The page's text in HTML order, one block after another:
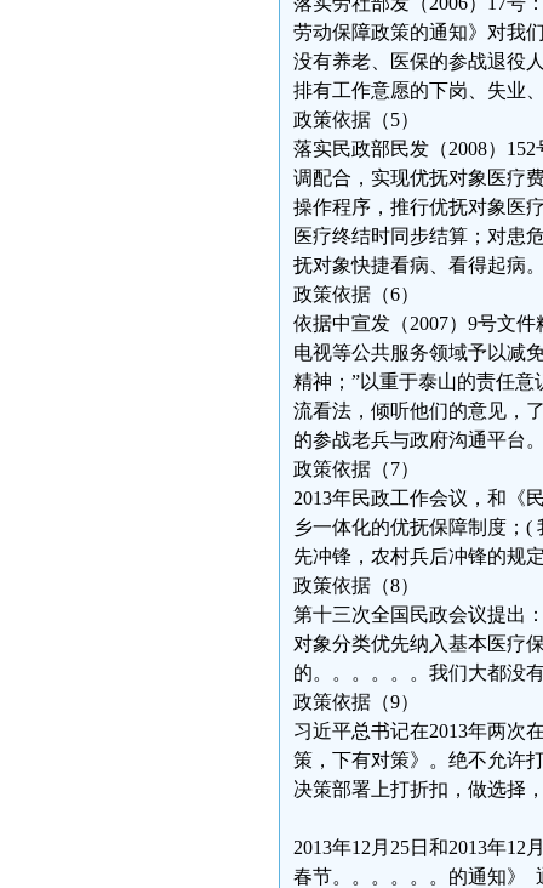
劳动保障政策的通知》对我
没有养老、医保的参战退役
排有工作意愿的下岗、失业
政策依据（5）
落实民政部民发（2008）
调配合，实现优抚对象医疗
操作程序，推行优抚对象医
医疗终结时同步结算；对患
抚对象快捷看病、看得起病
政策依据（6）
依据中宣发（2007）9号文
电视等公共服务领域予以减
精神；”以重于泰山的责任
流看法，倾听他们的意见，
的参战老兵与政府沟通平台
政策依据（7）
2013年民政工作会议，和《
乡一体化的优抚保障制度；(
先冲锋，农村兵后冲锋的规
政策依据（8）
第十三次全国民政会议提出
对象分类优先纳入基本医疗
的。。。。。。我
政策依据（9）
习近平总书记在2013年两次
策，下有对策》。绝不允许
决策部署上打
2013年12月25日和2013年
春节。。。。。。的通知》